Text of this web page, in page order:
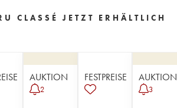
CLASSÉ JETZT ERHÄLTLICH
AUKTION
2
FESTPREISE AUKTION
3